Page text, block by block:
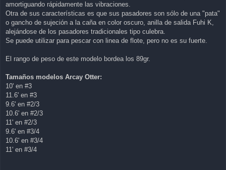
amortiguando rápidamente las vibraciones.
Otra de sus características es que sus pasadores son sólo de una "pata"
o gancho de sujeción a la caña en color oscuro, anilla de salida Fuhi K,
alejándose de los pasadores tradicionales tipo culebra.
Se puede utilizar para pescar con linea de flote, pero no es su fuerte.
El rango de peso de este modelo bordea los 89gr.
Tamaños modelos Arcay Otter:
10' en #3
11.6' en #3
9.6' en #2/3
10.6' en #2/3
11' en #2/3
9.6' en #3/4
10.6' en #3/4
11' en #3/4